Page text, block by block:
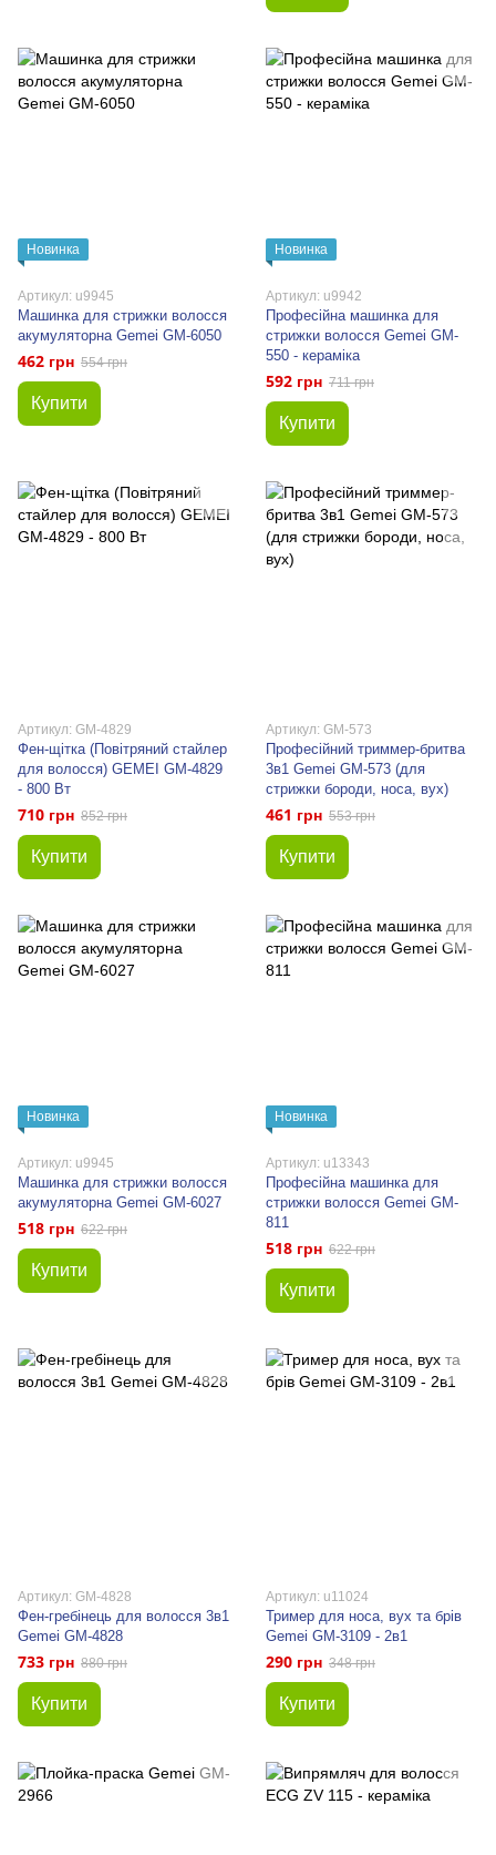
Новинка
Артикул: u9945
Машинка для стрижки волосся
акумуляторна Gemei GM-6050
462 грн 554 грн
Купити
Новинка
Артикул: u9942
Професійна машинка для
стрижки волосся Gemei GM-
550 - кераміка
592 грн 711 грн
Купити
Артикул: GM-4829
Фен-щітка (Повітряний стайлер
для волосся) GEMEI GM-4829
- 800 Вт
710 грн 852 грн
Купити
Артикул: GM-573
Професійний триммер-бритва
3в1 Gemei GM-573 (для
стрижки бороди, носа, вух)
461 грн 553 грн
Купити
Новинка
Артикул: u9945
Машинка для стрижки волосся
акумуляторна Gemei GM-6027
518 грн 622 грн
Купити
Новинка
Артикул: u13343
Професійна машинка для
стрижки волосся Gemei GM-
811
518 грн 622 грн
Купити
Артикул: GM-4828
Фен-гребінець для волосся 3в1
Gemei GM-4828
733 грн 880 грн
Купити
Артикул: u11024
Тример для носа, вух та брів
Gemei GM-3109 - 2в1
290 грн 348 грн
Купити